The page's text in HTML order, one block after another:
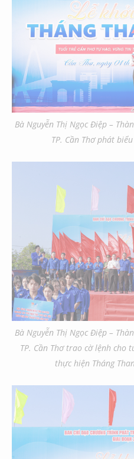
Bà Nguyễn Thị Ngọc Điệp –
TP. Cần Thơ phát
Bà Nguyễn Thị Ngọc Điệp –
TP. Cần Thơ trao cờ lệnh
thực hiện Tháng